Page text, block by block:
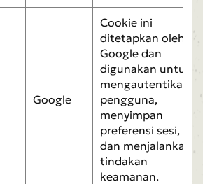
Google
Cookie ini
ditetapkan oleh
Google dan
digunakan untuk
mengautentikasi
pengguna,
menyimpan
preferensi sesi,
dan menjalankan
tindakan
keamanan.